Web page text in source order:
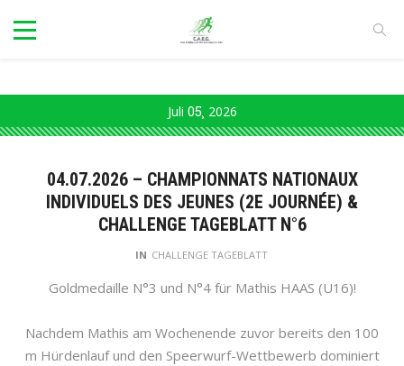
Juli 05 2026
04.07.2026 – CHAMPIONNATS NATIONAUX
INDIVIDUELS DES JEUNES (2E JOURNÉE) &
CHALLENGE TAGEBLATT N°6
IN CHALLENGE TAGEBLATT
Goldmedaille N°3 und N°4 für Mathis HAAS (U16)!
Nachdem Mathis am Wochenende zuvor bereits den 100
m Hürdenlauf und den Speerwurf-Wettbewerb dominiert